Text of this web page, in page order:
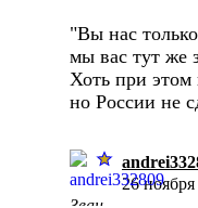
"Вы нас
мы вас тут же
Хоть при этом
но России не
26